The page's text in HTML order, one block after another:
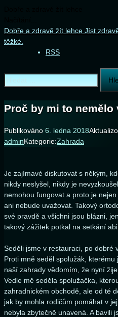
Přejít
k
Dobře a zdravě žít lehce Jíst
těžké.
RSS
Vyhledávání
Proč by mi to nemělo
Publikováno 6. ledna 2018
adminKategorie:Zahrada
Je zajímavé diskutovat s někým,
nikdy neslyšel, nikdy je
nemohou fungovat a proto je
ani nebude uvažovat. Takový
své pravdě a všichni jsou blázni,
takový zážitek potkal na setkání
Seděli jsme v restauraci, po dobré
Proti mně seděl spolužák,
naší zahrady vědomím, že nyní
Vedle mě seděla spolužačka,
zahradnickém obchodě, ale od té
jak by mohla rodičům pomáhat v
nebyla zbytečně unavená. A bavili